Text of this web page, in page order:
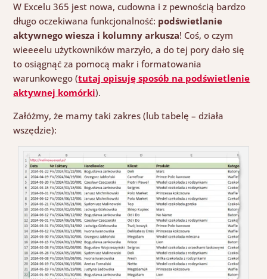
W Excelu 365 jest nowa, cudowna i z pewnością bardzo
długo oczekiwana funkcjonalność: podświetlanie
aktywnego wiesza i kolumny arkusza! Coś, o czym
wieeeelu użytkowników marzyło, a do tej pory dało się
to osiągnąć za pomocą makr i formatowania
warunkowego (tutaj opisuję sposób na podświetlenie
aktywnej komórki).
Załóżmy, że mamy taki zakres (lub tabelę – działa
wszędzie):